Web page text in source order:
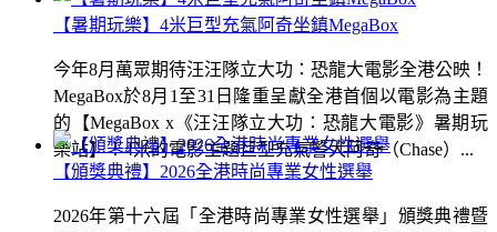
【暑期玩樂】4米巨型充氣阿奇坐鎮MegaBox
今年8月萬眾期待汪汪隊立大功：恐龍大電影全港公映！
MegaBox於8月1至31日隆重呈獻全港首個以電影為主題
的【MegaBox x《汪汪隊立大功：恐龍大電影》暑期玩
樂站】！4米的電影主題巨型充氣警犬阿奇（Chase）...
【頒獎典禮】2026全港時尚專業女性選舉
2026年第十六屆「全港時尚專業女性選舉」頒獎典禮暨